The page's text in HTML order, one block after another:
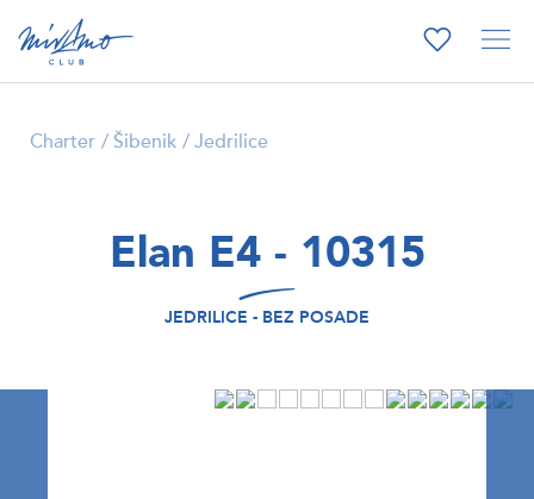
Charter Šibenik Jedrilice
Elan E4 - 10315
JEDRILICE - BEZ POSADE